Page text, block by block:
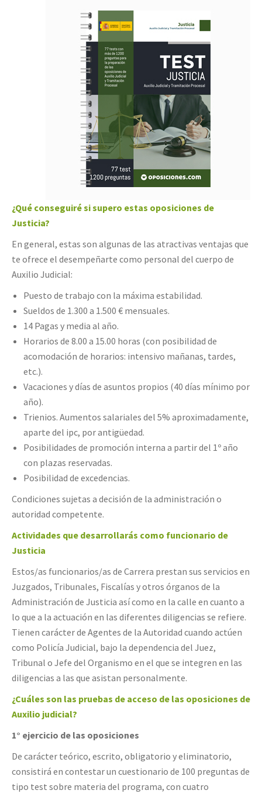
¿Qué conseguiré si supero estas oposiciones de
Justicia?
En general, estas son algunas de las atractivas ventajas que
te ofrece el desempeñarte como personal del cuerpo de
Auxilio Judicial:
Puesto de trabajo con la máxima estabilidad.
Sueldos de 1.300 a 1.500 € mensuales.
14 Pagas y media al año.
Horarios de 8.00 a 15.00 horas (con posibilidad de
acomodación de horarios: intensivo mañanas, tardes,
etc.).
Vacaciones y días de asuntos propios (40 días mínimo por
año).
Trienios. Aumentos salariales del 5% aproximadamente,
aparte del ipc, por antigüedad.
Posibilidades de promoción interna a partir del 1º año
con plazas reservadas.
Posibilidad de excedencias.
Condiciones sujetas a decisión de la administración o
autoridad competente.
Actividades que desarrollarás como funcionario de
Justicia
Estos/as funcionarios/as de Carrera prestan sus servicios en
Juzgados, Tribunales, Fiscalías y otros órganos de la
Administración de Justicia así como en la calle en cuanto a
lo que a la actuación en las diferentes diligencias se refiere.
Tienen carácter de Agentes de la Autoridad cuando actúen
como Policía Judicial, bajo la dependencia del Juez,
Tribunal o Jefe del Organismo en el que se integren en las
diligencias a las que asistan personalmente.
¿Cuáles son las pruebas de acceso de las oposiciones de
Auxilio judicial?
1° ejercicio de las oposiciones
De carácter teórico, escrito, obligatorio y eliminatorio,
consistirá en contestar un cuestionario de 100 preguntas de
tipo test sobre materia del programa, con cuatro